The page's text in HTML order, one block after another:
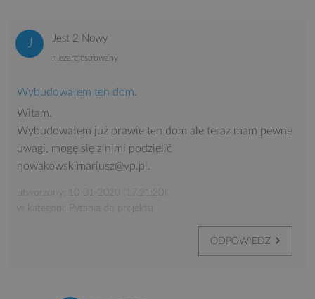
Jest 2 Nowy
niezarejestrowany
Wybudowałem ten dom.
Witam.
Wybudowałem już prawie ten dom ale teraz mam pewne
uwagi, mogę się z nimi podzielić
nowakowskimariusz@vp.pl.
utworzony: 10-01-2020 (17:21:20)
w kategorii: Pytania do projektu
ODPOWIEDZ